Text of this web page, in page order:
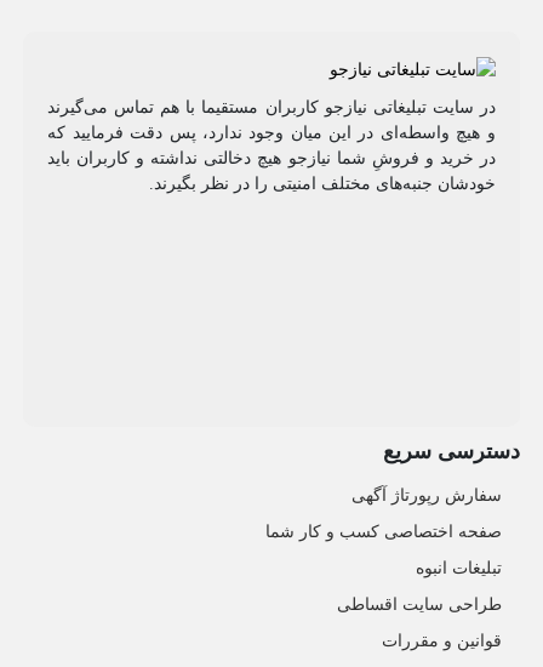
در سایت تبلیغاتی نیازجو کاربران مستقیما با هم تماس می‌گیرند
و هیچ واسطه‌ای در این میان وجود ندارد، پس دقت فرمایید که
در خرید و فروشِ شما نیازجو هیچ دخالتی نداشته و کاربران باید
خودشان جنبه‌های مختلف امنیتی را در نظر بگیرند.
دسترسی سریع
سفارش رپورتاژ آگهی
صفحه اختصاصی کسب و کار شما
تبلیغات انبوه
طراحی سایت اقساطی
قوانین و مقررات